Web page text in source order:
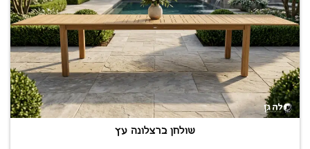
שולחן ברצלונה עץ